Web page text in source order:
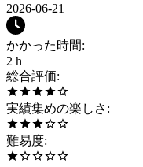
2026-06-21
かかった時間:
2 h
総合評価:
実績集めの楽しさ :
難易度: